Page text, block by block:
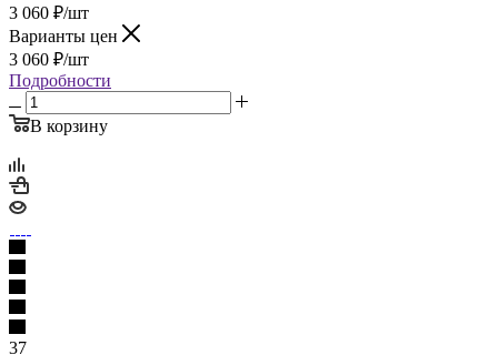
3 060 ₽/шт
Варианты цен
3 060 ₽/шт
Подробности
В корзину
37